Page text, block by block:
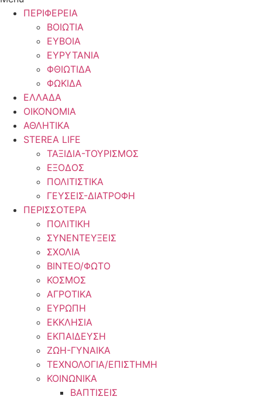
ΠΕΡΙΦΕΡΕΙΑ
ΒΟΙΩΤΙΑ
ΕΥΒΟΙΑ
ΕΥΡΥΤΑΝΙΑ
ΦΘΙΩΤΙΔΑ
ΦΩΚΙΔΑ
ΕΛΛΑΔΑ
ΟΙΚΟΝΟΜΙΑ
ΑΘΛΗΤΙΚΑ
STEREA LIFE
ΤΑΞΙΔΙΑ-ΤΟΥΡΙΣΜΟΣ
ΕΞΟΔΟΣ
ΠΟΛΙΤΙΣΤΙΚΑ
ΓΕΥΣΕΙΣ-ΔΙΑΤΡΟΦΗ
ΠΕΡΙΣΣΟΤΕΡΑ
ΠΟΛΙΤΙΚΗ
ΣΥΝΕΝΤΕΥΞΕΙΣ
ΣΧΟΛΙΑ
ΒΙΝΤΕΟ/ΦΩΤΟ
ΚΟΣΜΟΣ
ΑΓΡΟΤΙΚΑ
ΕΥΡΩΠΗ
ΕΚΚΛΗΣΙΑ
ΕΚΠΑΙΔΕΥΣΗ
ΖΩΗ-ΓΥΝΑΙΚΑ
ΤΕΧΝΟΛΟΓΙΑ/ΕΠΙΣΤΗΜΗ
ΚΟΙΝΩΝΙΚΑ
ΒΑΠΤΙΣΕΙΣ